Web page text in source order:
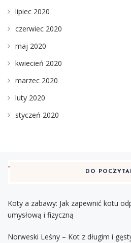
lipiec 2020
czerwiec 2020
maj 2020
kwiecień 2020
marzec 2020
luty 2020
styczeń 2020
DO
Koty a zabawy: Jak zapewnić kotu
umysłową i fizyczną
Norweski Leśny – Kot z długim i